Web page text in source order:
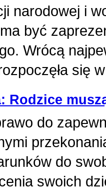
narodowej i
być
Wrócą
się
Rodzice
do
do
swoich